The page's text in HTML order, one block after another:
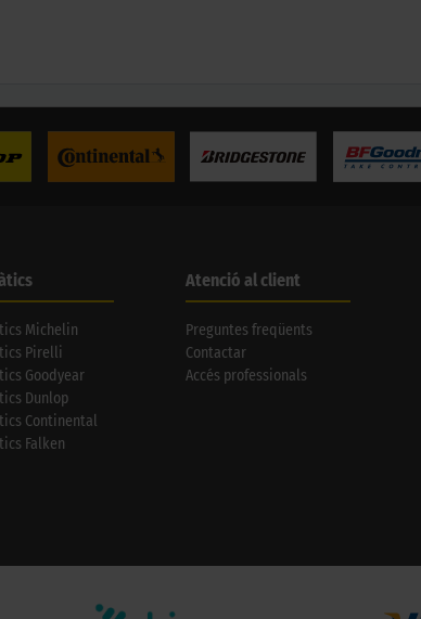
Michelin
Pirelli
Goodyear
Dunlop
Continental
Falken
Atenció al client
Preguntes freqüents
Contactar
Accés professionals